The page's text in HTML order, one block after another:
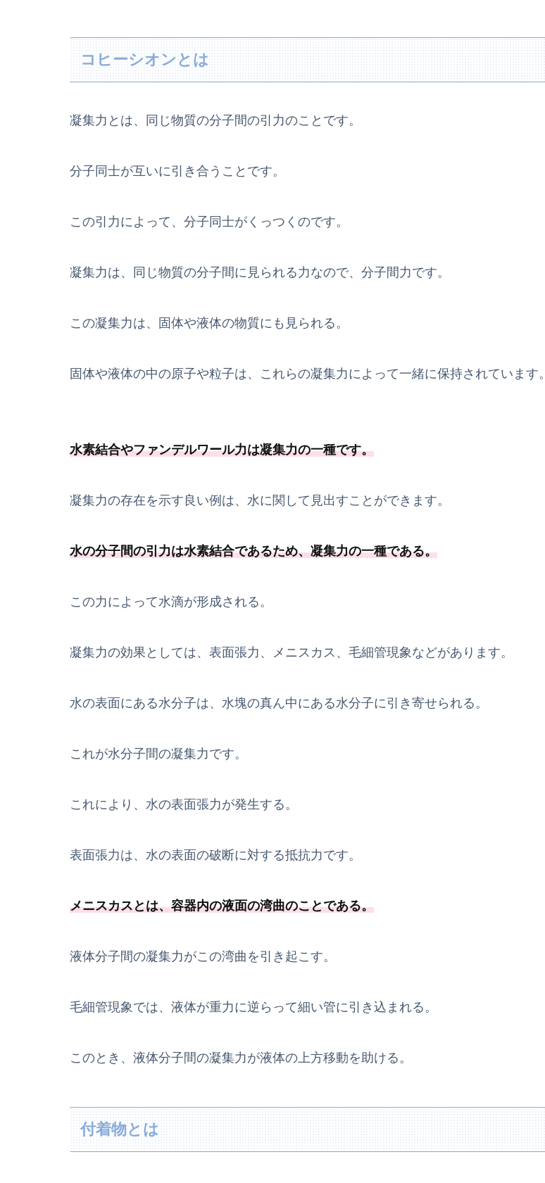
コヒーシオンとは
凝集力とは、同じ物質の分子間の引力のことです。
分子同士が互いに引き合うことです。
この引力によって、分子同士がくっつくのです。
凝集力は、同じ物質の分子間に見られる力なので、分子間力です。
この凝集力は、固体や液体の物質にも見られる。
固体や液体の中の原子や粒子は、これらの凝集力によって一緒に保持されています。
水素結合やファンデルワール力は凝集力の一種です。
凝集力の存在を示す良い例は、水に関して見出すことができます。
水の分子間の引力は水素結合であるため、凝集力の一種である。
この力によって水滴が形成される。
凝集力の効果としては、表面張力、メニスカス、毛細管現象などがあります。
水の表面にある水分子は、水塊の真ん中にある水分子に引き寄せられる。
これが水分子間の凝集力です。
これにより、水の表面張力が発生する。
表面張力は、水の表面の破断に対する抵抗力です。
メニスカスとは、容器内の液面の湾曲のことである。
液体分子間の凝集力がこの湾曲を引き起こす。
毛細管現象では、液体が重力に逆らって細い管に引き込まれる。
このとき、液体分子間の凝集力が液体の上方移動を助ける。
付着物とは